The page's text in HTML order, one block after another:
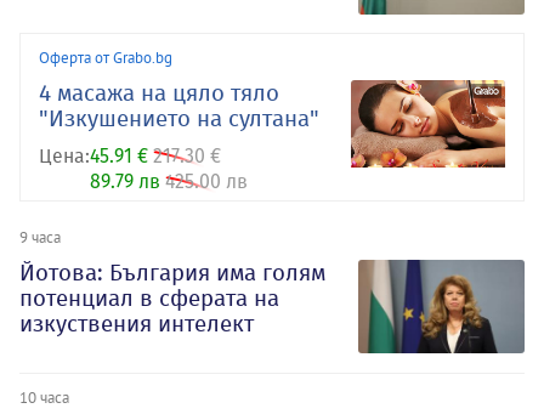
Оферта от Grabo.bg
4 масажа на цяло тяло
"Изкушението на султана"
Цена:45.91 € 217.30 €
89.79 лв 425.00 лв
9 часа
Йотова: България има голям
потенциал в сферата на
изкуствения интелект
10 часа